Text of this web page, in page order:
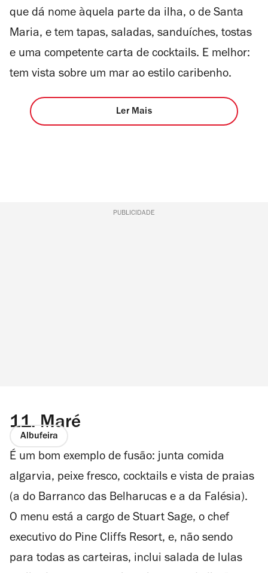
que dá nome àquela parte da ilha, o de Santa
Maria, e tem tapas, saladas, sanduíches, tostas
e uma competente carta de cocktails. E melhor:
tem vista sobre um mar ao estilo caribenho.
Ler Mais
PUBLICIDADE
11. Maré
Albufeira
É um bom exemplo de fusão: junta comida
algarvia, peixe fresco, cocktails e vista de praias
(a do Barranco das Belharucas e a da Falésia).
O menu está a cargo de Stuart Sage, o chef
executivo do Pine Cliffs Resort, e, não sendo
para todas as carteiras, inclui salada de lulas